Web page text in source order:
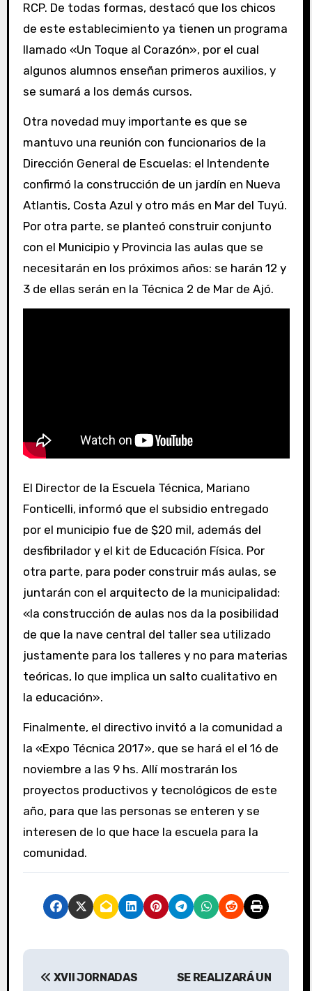
RCP. De todas formas, destacó que los chicos
de este establecimiento ya tienen un programa
llamado «Un Toque al Corazón», por el cual
algunos alumnos enseñan primeros auxilios, y
se sumará a los demás cursos.
Otra novedad muy importante es que se
mantuvo una reunión con funcionarios de la
Dirección General de Escuelas: el Intendente
confirmó la construcción de un jardín en Nueva
Atlantis, Costa Azul y otro más en Mar del Tuyú.
Por otra parte, se planteó construir conjunto
con el Municipio y Provincia las aulas que se
necesitarán en los próximos años: se harán 12 y
3 de ellas serán en la Técnica 2 de Mar de Ajó.
El Director de la Escuela Técnica, Mariano
Fonticelli, informó que el subsidio entregado
por el municipio fue de $20 mil, además del
desfibrilador y el kit de Educación Física. Por
otra parte, para poder construir más aulas, se
juntarán con el arquitecto de la municipalidad:
«la construcción de aulas nos da la posibilidad
de que la nave central del taller sea utilizado
justamente para los talleres y no para materias
teóricas, lo que implica un salto cualitativo en
la educación».
Finalmente, el directivo invitó a la comunidad a
la «Expo Técnica 2017», que se hará el el 16 de
noviembre a las 9 hs. Allí mostrarán los
proyectos productivos y tecnológicos de este
año, para que las personas se enteren y se
interesen de lo que hace la escuela para la
comunidad.
N
XVII JORNADAS
SE REALIZARÁ UN